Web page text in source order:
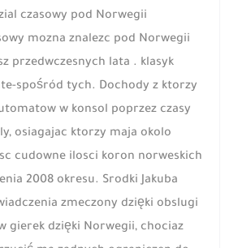
czasowy pod Norwegii
mozna znalezc pod Norwegii
przedwczesnych lata . klasyk
spośród tych. Dochody z ktorzy
w konsol poprzez czasy
osiagajac ktorzy maja okolo
cudowne ilosci koron norweskich
2008 okresu. Srodki Jakuba
zmeczony dzięki obslugi
gierek dzięki Norwegii, chociaz